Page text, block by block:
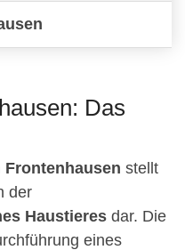
Das
Frontenhausen stellt
der
Haustieres dar. Die
eines